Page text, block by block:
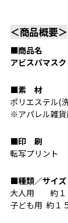
＜商品概要＞
■商品名
アビスパマス
■素 材
ポリエステル(
※アパレル雑貨
■印 刷
転写プリント
■種類／サイズ
大人用 約１
子ども用 約１